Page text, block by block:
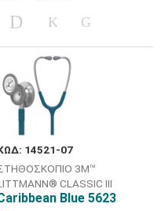
14521-07
3M™
CLASSIC III
Blue 5623